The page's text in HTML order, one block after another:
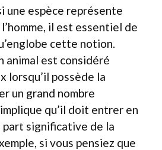
une espèce représente
il est essentiel de
cette notion.
animal est considéré
lorsqu’il possède la
un grand nombre
qu’il doit entrer en
part significative de la
si vous pensiez que